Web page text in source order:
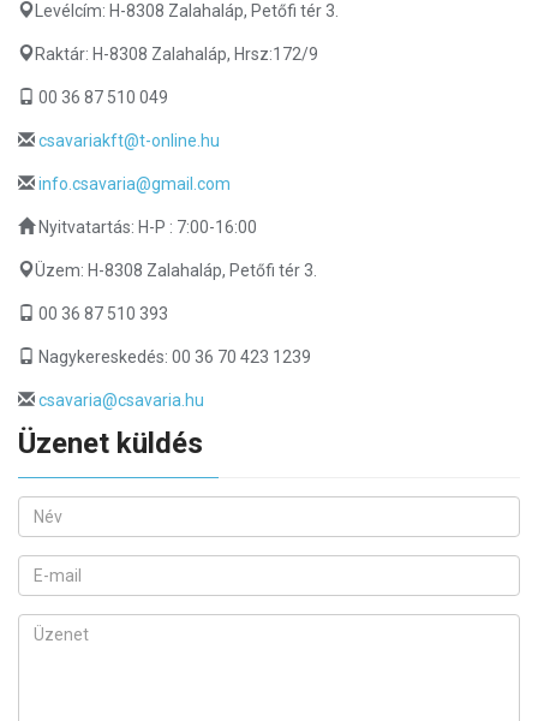
Levélcím: H-8308 Zalahaláp, Petőfi tér 3.
Raktár: H-8308 Zalahaláp, Hrsz:172/9
00 36 87 510 049
csavariakft@t-online.hu
info.csavaria@gmail.com
Nyitvatartás: H-P : 7:00-16:00
Üzem: H-8308 Zalahaláp, Petőfi tér 3.
00 36 87 510 393
Nagykereskedés: 00 36 70 423 1239
csavaria@csavaria.hu
Üzenet küldés